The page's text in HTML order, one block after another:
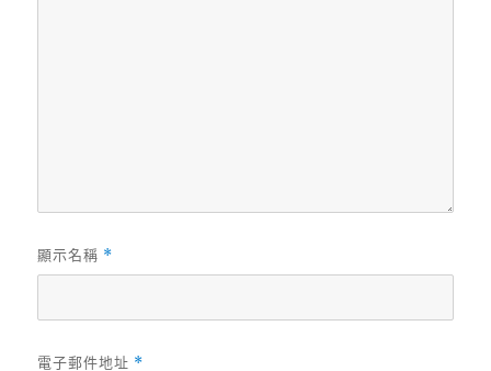
顯示名稱 *
電子郵件地址 *